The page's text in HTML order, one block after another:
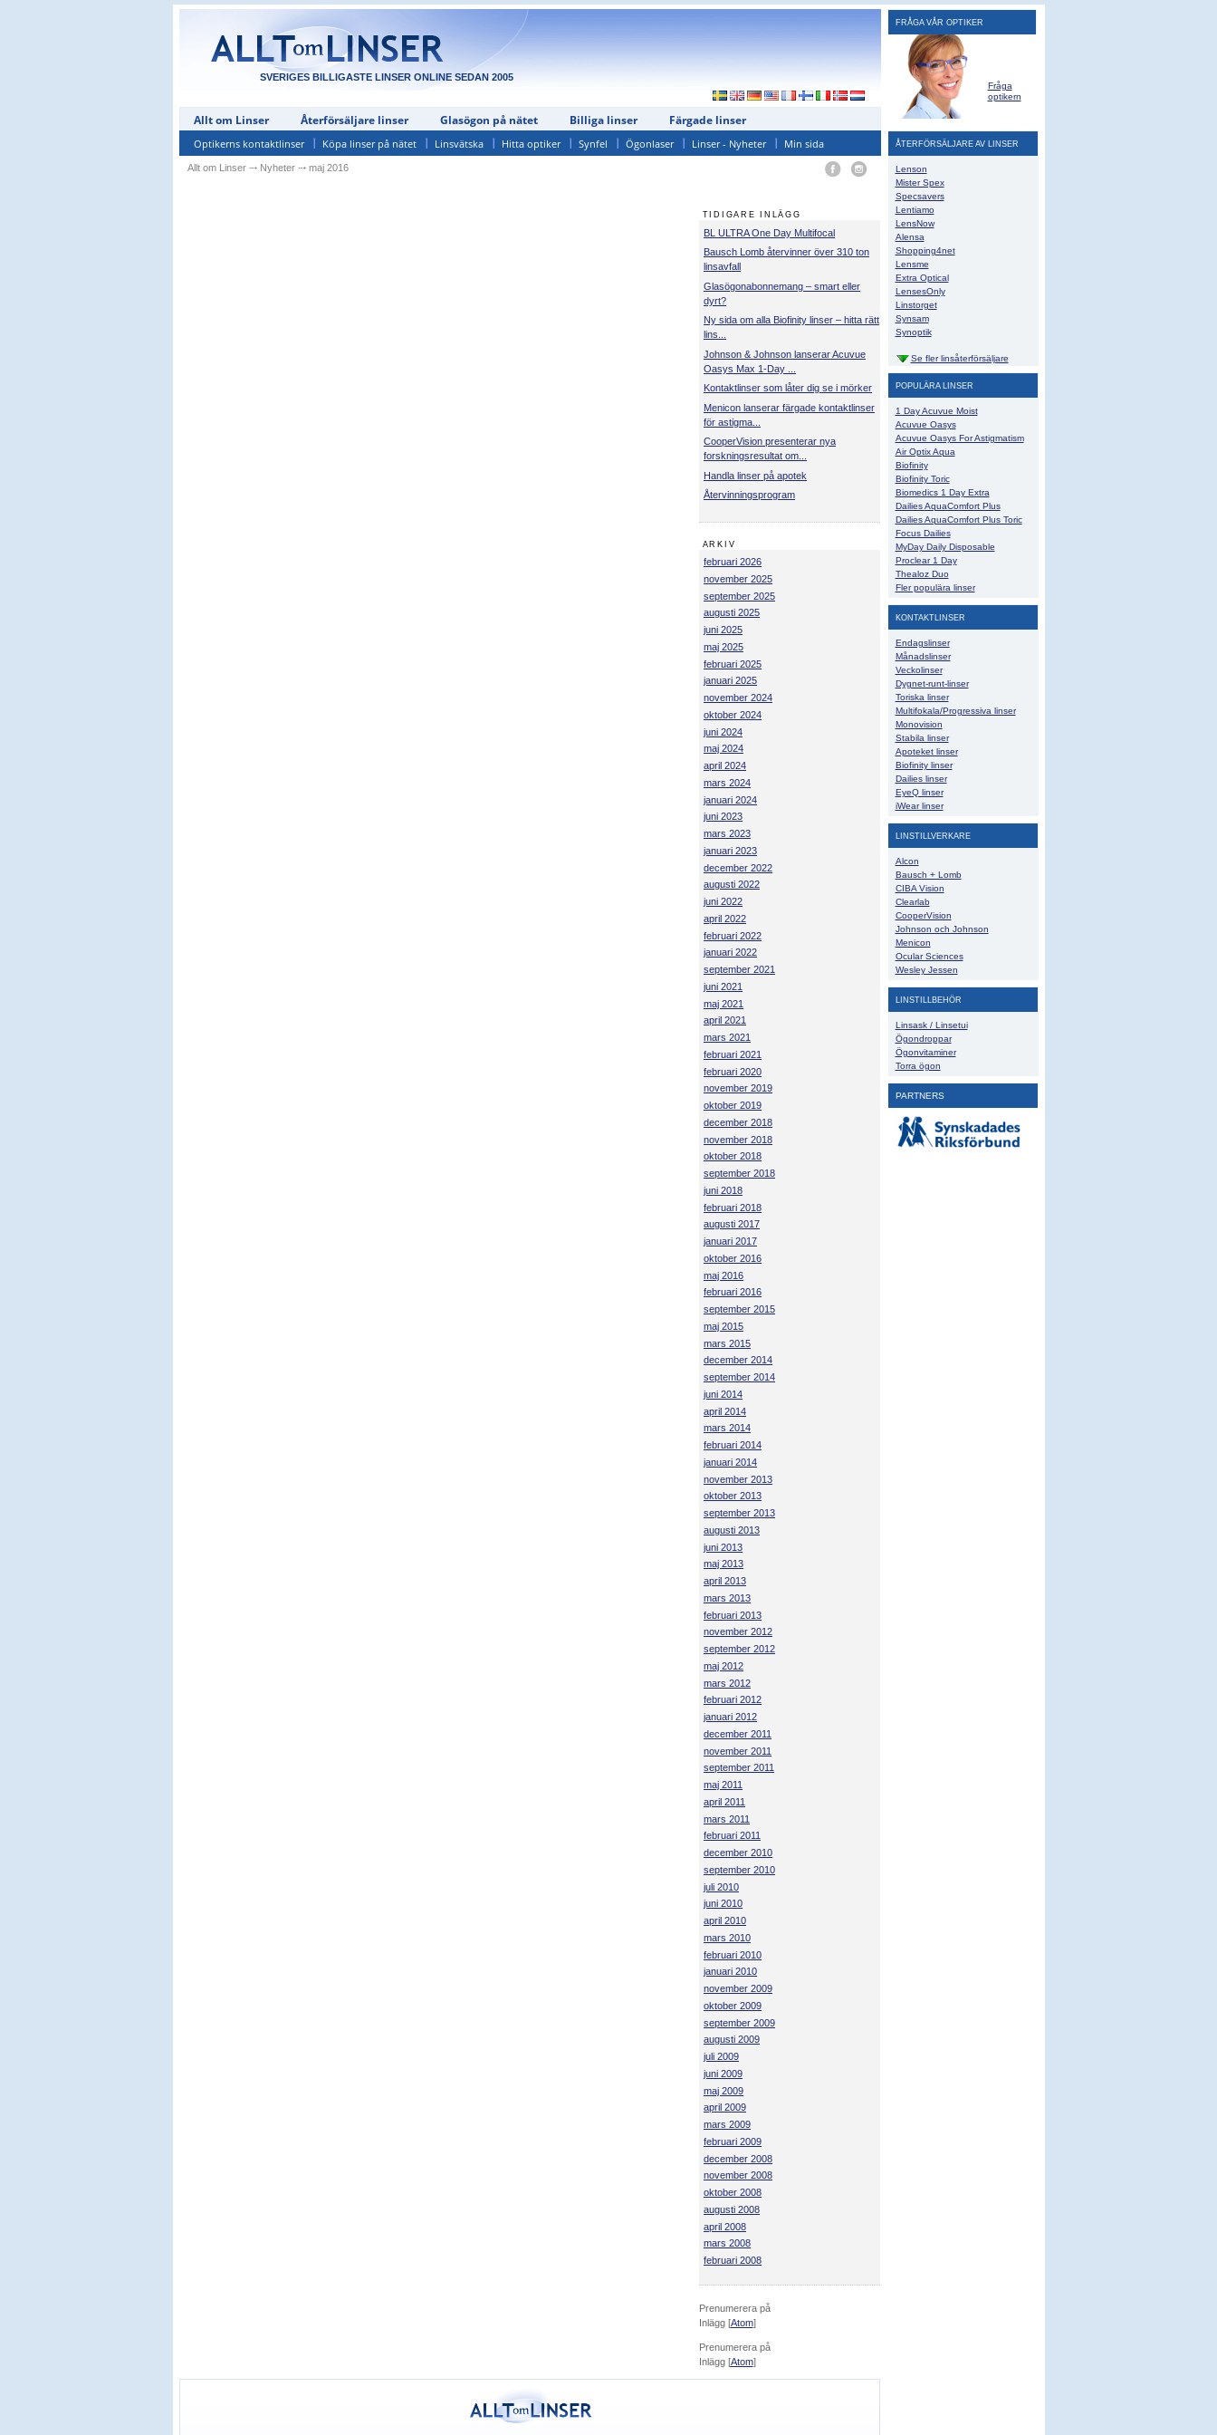
SVERIGES BILLIGASTE LINSER ONLINE SEDAN 2005
Allt om Linser Återförsäljare linser Glasögon på nätet Billiga linser Färgade linser
Optikerns kontaktlinser Köpa linser på nätet Linsvätska Hitta optiker Synfel Ögonlaser Linser - Nyheter Min sida
Allt om Linser⤏ Nyheter⤏ maj 2016
TIDIGARE INLÄGG
BL ULTRA One Day Multifocal
Bausch Lomb återvinner över 310 ton
linsavfall
Glasögonabonnemang – smart eller
dyrt?
Ny sida om alla Biofinity linser – hitta rätt
lins...
Johnson & Johnson lanserar Acuvue
Oasys Max 1-Day ...
Kontaktlinser som låter dig se i mörker
Menicon lanserar färgade kontaktlinser
för astigma...
CooperVision presenterar nya
forskningsresultat om...
Handla linser på apotek
Återvinningsprogram
ARKIV
februari 2026
november 2025
september 2025
augusti 2025
juni 2025
maj 2025
februari 2025
januari 2025
november 2024
oktober 2024
juni 2024
maj 2024
april 2024
mars 2024
januari 2024
juni 2023
mars 2023
januari 2023
december 2022
augusti 2022
juni 2022
april 2022
februari 2022
januari 2022
september 2021
juni 2021
maj 2021
april 2021
mars 2021
februari 2021
februari 2020
november 2019
oktober 2019
december 2018
november 2018
oktober 2018
september 2018
juni 2018
februari 2018
augusti 2017
januari 2017
oktober 2016
maj 2016
februari 2016
september 2015
maj 2015
mars 2015
december 2014
september 2014
juni 2014
april 2014
mars 2014
februari 2014
januari 2014
november 2013
oktober 2013
september 2013
augusti 2013
juni 2013
maj 2013
april 2013
mars 2013
februari 2013
november 2012
september 2012
maj 2012
mars 2012
februari 2012
januari 2012
december 2011
november 2011
september 2011
maj 2011
april 2011
mars 2011
februari 2011
december 2010
september 2010
juli 2010
juni 2010
april 2010
mars 2010
februari 2010
januari 2010
november 2009
oktober 2009
september 2009
augusti 2009
juli 2009
juni 2009
maj 2009
april 2009
mars 2009
februari 2009
december 2008
november 2008
oktober 2008
augusti 2008
april 2008
mars 2008
februari 2008
Prenumerera på
Inlägg [Atom]
Prenumerera på
Inlägg [Atom]
FRÅGA VÅR OPTIKER
Fråga
optikern
ÅTERFÖRSÄLJARE AV LINSER
Lenson
Mister Spex
Specsavers
Lentiamo
LensNow
Alensa
Shopping4net
Lensme
Extra Optical
LensesOnly
Linstorget
Synsam
Synoptik
Se fler linsåterförsäljare
POPULÄRA LINSER
1 Day Acuvue Moist
Acuvue Oasys
Acuvue Oasys For Astigmatism
Air Optix Aqua
Biofinity
Biofinity Toric
Biomedics 1 Day Extra
Dailies AquaComfort Plus
Dailies AquaComfort Plus Toric
Focus Dailies
MyDay Daily Disposable
Proclear 1 Day
Thealoz Duo
Fler populära linser
KONTAKTLINSER
Endagslinser
Månadslinser
Veckolinser
Dygnet-runt-linser
Toriska linser
Multifokala/Progressiva linser
Monovision
Stabila linser
Apoteket linser
Biofinity linser
Dailies linser
EyeQ linser
iWear linser
LINSTILLVERKARE
Alcon
Bausch + Lomb
CIBA Vision
Clearlab
CooperVision
Johnson och Johnson
Menicon
Ocular Sciences
Wesley Jessen
LINSTILLBEHÖR
Linsask / Linsetui
Ögondroppar
Ögonvitaminer
Torra ögon
PARTNERS